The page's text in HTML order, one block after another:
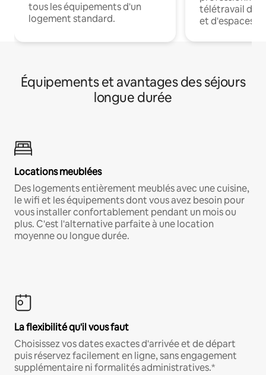
tous les équipements d'un
logement standard.
télétravail
et d'espaces
Équipements et avantages des séjours
longue durée
Locations meublées
Des logements entièrement meublés avec une cuisine,
le wifi et les équipements dont vous avez besoin pour
vous installer confortablement pendant un mois ou
plus. C'est l'alternative parfaite à une location
moyenne ou longue durée.
La flexibilité qu'il vous faut
Choisissez vos dates exactes d'arrivée et de départ
puis réservez facilement en ligne, sans engagement
supplémentaire ni formalités administratives.*